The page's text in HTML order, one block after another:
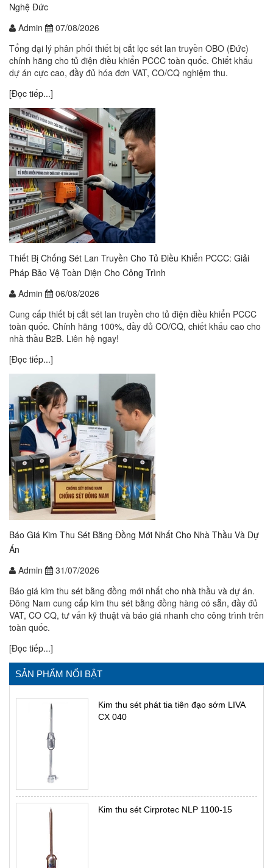
Nghệ Đức
Admin
07/08/2026
Tổng đại lý phân phối thiết bị cắt lọc sét lan truyền OBO (Đức)
chính hãng cho tủ điện điều khiển PCCC toàn quốc. Chiết khấu
dự án cực cao, đầy đủ hóa đơn VAT, CO/CQ nghiệm thu.
[Đọc tiếp...]
Thiết Bị Chống Sét Lan Truyền Cho Tủ Điều Khiển PCCC: Giải
Pháp Bảo Vệ Toàn Diện Cho Công Trình
Admin
06/08/2026
Cung cấp thiết bị cắt sét lan truyền cho tủ điện điều khiển PCCC
toàn quốc. Chính hãng 100%, đầy đủ CO/CQ, chiết khấu cao cho
nhà thầu B2B. Liên hệ ngay!
[Đọc tiếp...]
Báo Giá Kim Thu Sét Bằng Đồng Mới Nhất Cho Nhà Thầu Và Dự
Án
Admin
31/07/2026
Báo giá kim thu sét bằng đồng mới nhất cho nhà thầu và dự án.
Đông Nam cung cấp kim thu sét bằng đồng hàng có sẵn, đầy đủ
VAT, CO CQ, tư vấn kỹ thuật và báo giá nhanh cho công trình trên
toàn quốc.
[Đọc tiếp...]
SẢN PHẨM NỔI BẬT
Kim thu sét phát tia tiên đạo sớm LIVA
CX 040
Kim thu sét Cirprotec NLP 1100-15